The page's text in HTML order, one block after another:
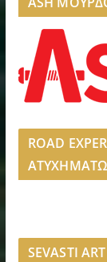
ROAD
SEVASTI